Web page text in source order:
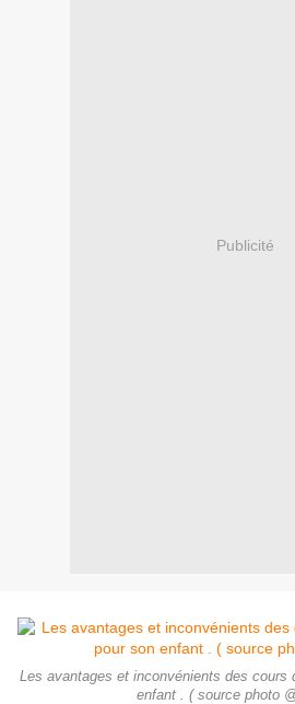
Publicité
Les avantages et inconvénients des cours
enfant . ( source photo